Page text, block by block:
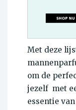
Met deze
om de
jezelf met
essentie